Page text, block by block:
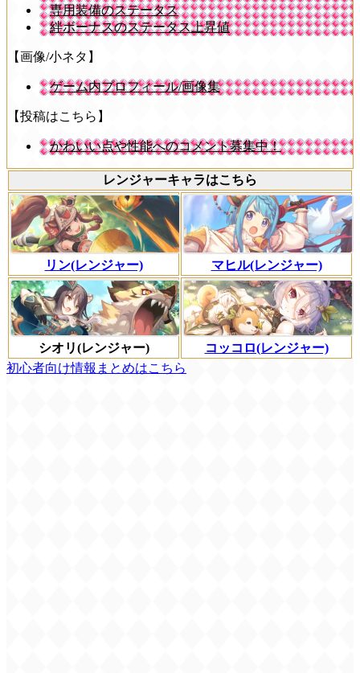
専用装備のステータス
絆ボーナスのステータス上昇値
【画像/小ネタ】
ゲーム内プロフィール/画像集
【投稿はこちら】
かわいい点や性能へのコメント募集中！
レンジャーキャラはこちら
リン(レンジャー) マヒル(レンジャー)
シオリ(レンジャー)
コッコロ(レンジャー)
初心者向け情報まとめはこちら